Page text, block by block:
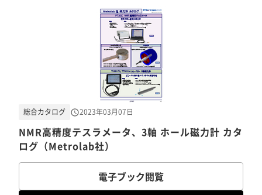
NMR高精度テスラメータ、3軸 ホール磁力計 カタ
ログ（Metrolab社）
総合カタログ 2023年03月07日
電子ブック閲覧